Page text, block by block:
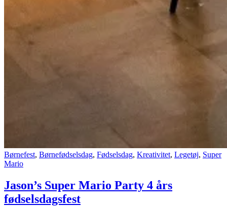
Børnefest, Børnefødselsdag, Fødselsdag, Kreativitet, Legetøj, Super
Mario
Jason’s Super Mario Party 4 års
fødselsdagsfest